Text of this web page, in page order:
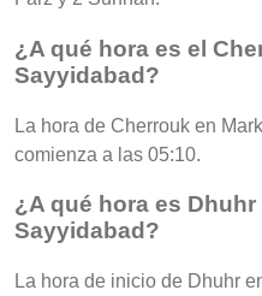
¿A qué hora es el
Sayyidabad?
La hora de Cherrouk en
comienza a las 05:10.
¿A qué hora es Dhuhr
Sayyidabad?
La hora de inicio de Dhuhr